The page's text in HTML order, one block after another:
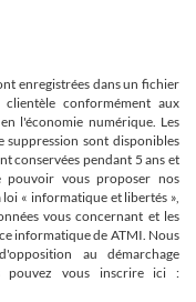
enregistrées dans un fichier
conformément aux
l'économie numérique. Les
suppression sont disponibles
conservées pendant 5 ans et
pouvoir vous proposer nos
« informatique et libertés »,
vous concernant et les
informatique de ATMI. Nous
au démarchage
pouvez vous inscrire ici :